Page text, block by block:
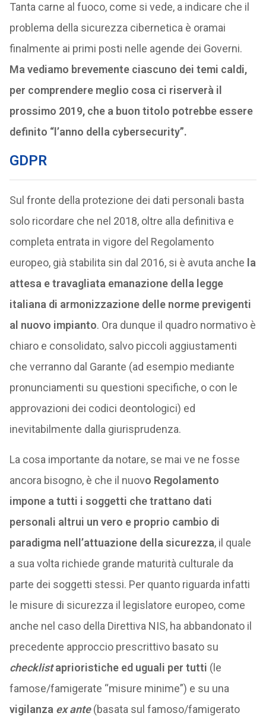
Tanta carne al fuoco, come si vede, a indicare che il
problema della sicurezza cibernetica è oramai
finalmente ai primi posti nelle agende dei Governi.
Ma vediamo brevemente ciascuno dei temi caldi,
per comprendere meglio cosa ci riserverà il
prossimo 2019, che a buon titolo potrebbe essere
definito “l’anno della cybersecurity”.
GDPR
Sul fronte della protezione dei dati personali basta
solo ricordare che nel 2018, oltre alla definitiva e
completa entrata in vigore del Regolamento
europeo, già stabilita sin dal 2016, si è avuta anche la
attesa e travagliata emanazione della legge
italiana di armonizzazione delle norme previgenti
al nuovo impianto. Ora dunque il quadro normativo è
chiaro e consolidato, salvo piccoli aggiustamenti
che verranno dal Garante (ad esempio mediante
pronunciamenti su questioni specifiche, o con le
approvazioni dei codici deontologici) ed
inevitabilmente dalla giurisprudenza.
La cosa importante da notare, se mai ve ne fosse
ancora bisogno, è che il nuovo Regolamento
impone a tutti i soggetti che trattano dati
personali altrui un vero e proprio cambio di
paradigma nell’attuazione della sicurezza, il quale
a sua volta richiede grande maturità culturale da
parte dei soggetti stessi. Per quanto riguarda infatti
le misure di sicurezza il legislatore europeo, come
anche nel caso della Direttiva NIS, ha abbandonato il
precedente approccio prescrittivo basato su
checklistaprioristiche ed uguali per tutti (le
famose/famigerate “misure minime”) e su una
vigilanza ex ante(basata sul famoso/famigerato